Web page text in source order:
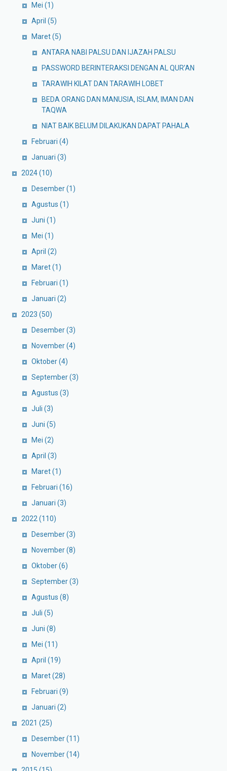
Mei (1)
April (5)
Maret(5)
ANTARA NABI PALSU DAN IJAZAH PALSU
PASSWORD BERINTERAKSI DENGAN AL QUR’AN
TARAWIH KILAT DAN TARAWIH LOBET
BEDA ORANG DAN MANUSIA, ISLAM, IMAN DAN
TAQWA
NIAT BAIK BELUM DILAKUKAN DAPAT PAHALA
Februari (4)
Januari (3)
2024(10)
Desember(1)
Agustus (1)
Juni (1)
Mei (1)
April (2)
Maret(1)
Februari (1)
Januari (2)
2023 (50)
Desember(3)
November(4)
Oktober(4)
September(3)
Agustus (3)
Juli (3)
Juni (5)
Mei (2)
April (3)
Maret(1)
Februari (16)
Januari (3)
2022 (110)
Desember(3)
November(8)
Oktober(6)
September(3)
Agustus (8)
Juli (5)
Juni (8)
Mei (11)
April (19)
Maret(28)
Februari (9)
Januari (2)
2021 (25)
Desember(11)
November(14)